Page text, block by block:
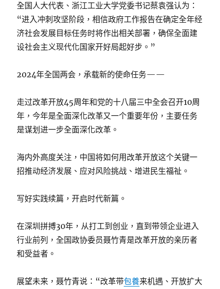
全国人大代表、浙江工业大学党委书记蔡袁强认为：
“进入冲刺攻坚阶段，相信政府工作报告在确定全年经
济社会发展目标任务时将作出相关部署，确保全面建
设社会主义现代化国家开好局起好步。”
2024年全国两会，承载新的使命任务——
走过改革开放45周年和党的十八届三中全会召开10周
年，今年是全面深化改革又一个重要年份，主要任务
是谋划进一步全面深化改革。
海内外高度关注，中国将如何用改革开放这个关键一
招推动经济发展、应对风险挑战、增进民生福祉。
写好实践续篇，开启时代新篇。
在深圳拼搏30年，从打工到创业，直到带领企业进入
行业前列，全国政协委员聂竹青是改革开放的亲历者
和受益者。
展望未来，聂竹青说：“改革带包養来机遇、开放扩大